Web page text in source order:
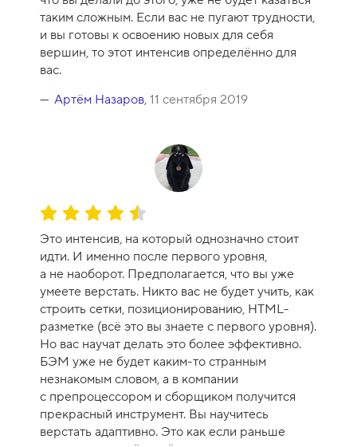
таким сложным. Если вас не пугают трудности,
и вы готовы к освоению новых для себя
вершин, то этот интенсив определённо для
вас.
Артём Назаров, 11 сентября 2019
О
е
н
к
а
к
у
р
с
а
-
9
Это интенсив, на который однозначно стоит
идти. И именно после первого уровня,
а не наоборот. Предполагается, что вы уже
умеете верстать. Никто вас не будет учить, как
строить сетки, позиционированию, HTML-
разметке (всё это вы знаете с первого уровня).
Но вас научат делать это более эффективно.
БЭМ уже не будет каким-то странным
незнакомым словом, а в компании
с препроцессором и сборщиком получится
прекрасный инструмент. Вы научитесь
верстать адаптивно. Это как если раньше